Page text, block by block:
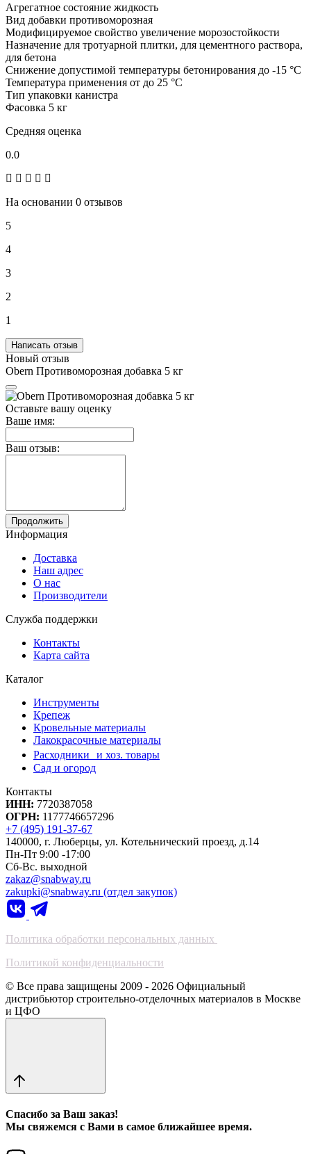
Агрегатное состояние жидкость
Вид добавки противоморозная
Модифицируемое свойство увеличение морозостойкости
Назначение для тротуарной плитки, для цементного раствора,
для бетона
Снижение допустимой температуры бетонирования до -15 °С
Температура применения от до 25 °С
Тип упаковки канистра
Фасовка 5 кг
Средняя оценка
0.0
На основании 0 отзывов
5
4
3
2
1
Написать отзыв
Новый отзыв
Obern Противоморозная добавка 5 кг
Оставьте вашу оценку
Ваше имя:
Ваш отзыв:
Продолжить
Информация
Доставка
Наш адрес
О нас
Производители
Служба поддержки
Контакты
Карта сайта
Каталог
Инструменты
Крепеж
Кровельные материалы
Лакокрасочные материалы
Расходники и хоз. товары
Сад и огород
Контакты
ИНН: 7720387058
ОГРН: 1177746657296
+7 (495) 191-37-67
140000, г. Люберцы, ул. Котельнический проезд, д.14
Пн-Пт 9:00 -17:00
Сб-Вс. выходной
zakaz@snabway.ru
zakupki@snabway.ru (отдел закупок)
Политика обработки персональных данных
Политикой конфиденциальности
© Все права защищены 2009 - 2026 Официальный
дистрибьютор строительно-отделочных материалов в Москве
и ЦФО
Спасибо за Ваш заказ!
Мы свяжемся с Вами в самое ближайшее время.